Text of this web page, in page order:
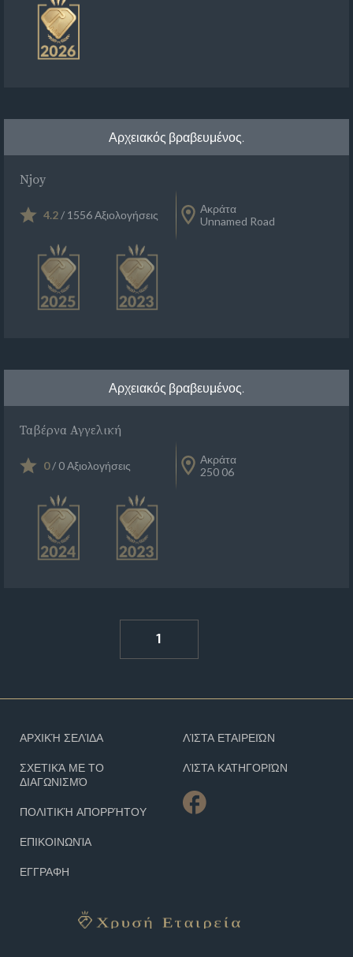
Αρχειακός βραβευμένος.
Njoy
4.2/ 1556 Αξιολογήσεις
Ακράτα
Unnamed Road
Αρχειακός βραβευμένος.
Ταβέρνα Αγγελική
0/ 0 Αξιολογήσεις
Ακράτα
250 06
1
ΑΡΧΙΚΉ ΣΕΛΊΔΑ
ΣΧΕΤΙΚΆ ΜΕ ΤΟ
ΔΙΑΓΩΝΙΣΜΌ
ΠΟΛΙΤΙΚΉ ΑΠΟΡΡΉΤΟΥ
ΕΠΙΚΟΙΝΩΝΊΑ
ΕΓΓΡΑΦΗ
ΛΊΣΤΑ ΕΤΑΙΡΕΙΏΝ
ΛΊΣΤΑ ΚΑΤΗΓΟΡΙΏΝ